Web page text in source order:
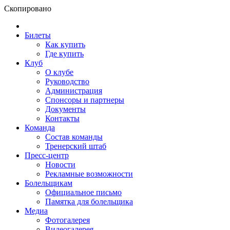
Скопировано
Билеты
Как купить
Где купить
Клуб
О клубе
Руководство
Администрация
Спонсоры и партнеры
Документы
Контакты
Команда
Состав команды
Тренерский штаб
Пресс-центр
Новости
Рекламные возможности
Болельщикам
Официальное письмо
Памятка для болельщика
Медиа
Фотогалерея